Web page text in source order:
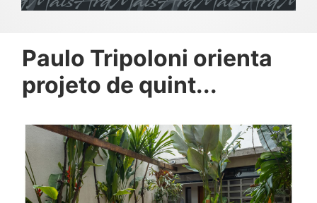
Paulo Tripoloni orienta
projeto de quint...